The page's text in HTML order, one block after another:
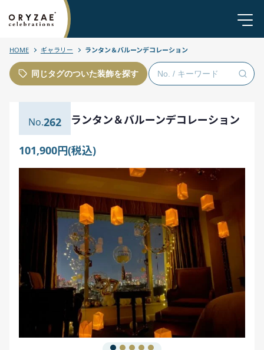
HOME ギャラリー ランタン＆バルーンデコレーション
同じタグのついた装飾を探す
262 ランタン＆バルーンデコレーション
101,900円(税込)